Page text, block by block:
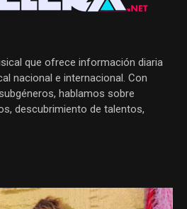
que ofrece información diaria
nacional e internacional. Con
hablamos sobre
descubrimiento de talentos,